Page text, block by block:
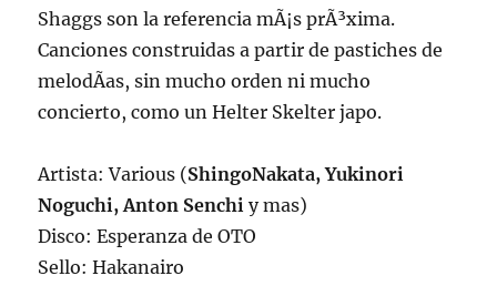
Shaggs son la referencia mÃ¡s prÃ³xima.
Canciones construidas a partir de pastiches de
melodÃ­as, sin mucho orden ni mucho
concierto, como un Helter Skelter japo.
Artista: Various (ShingoNakata, Yukinori
Noguchi, Anton Senchi y mas)
Disco: Esperanza de OTO
Sello: Hakanairo